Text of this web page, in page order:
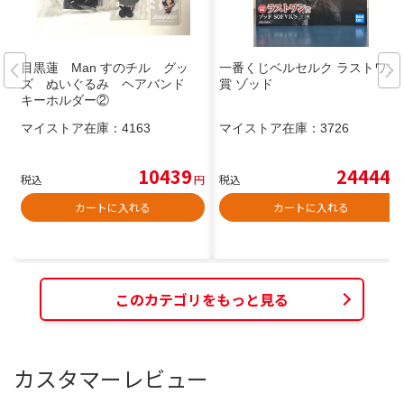
目黒蓮 Man すのチル グッ
ズ ぬいぐるみ ヘアバンド
キーホルダー②
マイストア在庫： 4163
税込 10439円
カートに入れる
一番くじベルセルク ラストワン
賞 ゾッド
マイストア在庫： 3726
税込 24444
カートに入れる
このカテゴリをもっと見る
カスタマーレビュー